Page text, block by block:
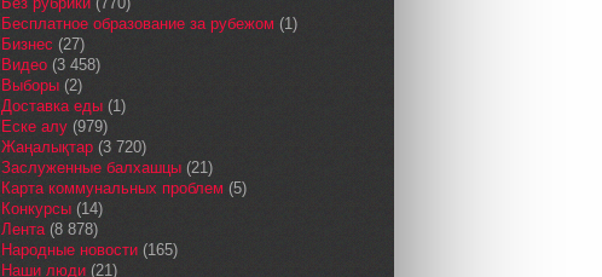
Бесплатное образование за рубежом (1)
Бизнес (27)
Видео (3 458)
Выборы (2)
Доставка еды (1)
Еске алу (979)
Жаңалықтар (3 720)
Заслуженные балхашцы (21)
Карта коммунальных проблем (5)
Конкурсы (14)
Лента(8 878)
Народные новости (165)
Наши люди (21)